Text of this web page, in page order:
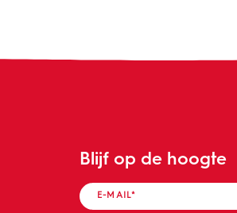
Blijf op de hoogte